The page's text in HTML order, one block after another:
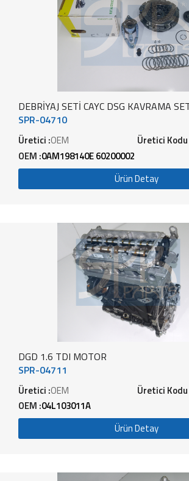
DEBRİYAJ SETİ CAYC DSG KAVRAMA
SPR-04710
Üretici :OEM Üretici Kodu
OEM :0AM198140E 60200002
Ürün Detay
DGD 1.6 TDI MOTOR
SPR-04711
Üretici :OEM Üretici Kodu
OEM :04L103011A
Ürün Detay